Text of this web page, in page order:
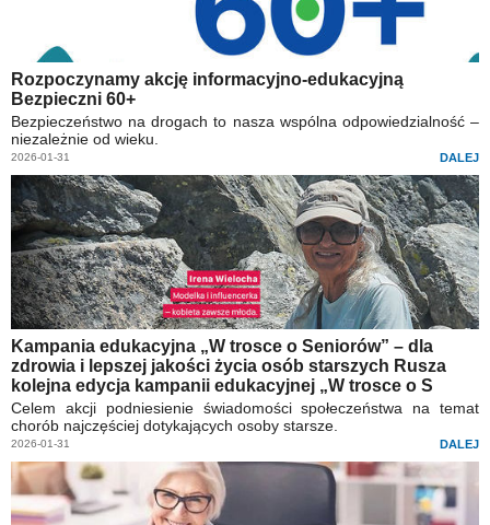
Rozpoczynamy akcję informacyjno-edukacyjną
Bezpieczni 60+
Bezpieczeństwo na drogach to nasza wspólna odpowiedzialność –
niezależnie od wieku.
2026-01-31 DALEJ
Kampania edukacyjna „W trosce o Seniorów” – dla
zdrowia i lepszej jakości życia osób starszych Rusza
kolejna edycja kampanii edukacyjnej „W trosce o S
Celem akcji podniesienie świadomości społeczeństwa na temat
chorób najczęściej dotykających osoby starsze.
2026-01-31 DALEJ